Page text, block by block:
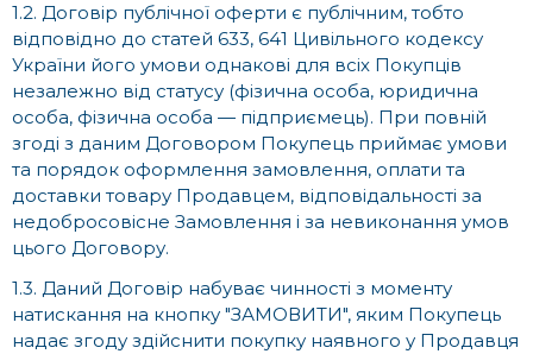
1.2. Договір публічної оферти є публічним, тобто
відповідно до статей 633, 641 Цивільного кодексу
України його умови однакові для всіх Покупців
незалежно від статусу (фізична особа, юридична
особа, фізична особа — підприємець). При повній
згоді з даним Договором Покупець приймає умови
та порядок оформлення замовлення, оплати та
доставки товару Продавцем, відповідальності за
недобросовісне Замовлення і за невиконання умов
цього Договору.
1.3. Даний Договір набуває чинності з моменту
натискання на кнопку "ЗАМОВИТИ", яким Покупець
надає згоду здійснити покупку наявного у Продавця